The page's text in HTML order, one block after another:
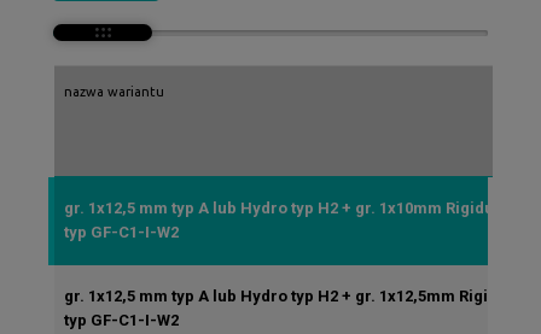
nazwa wariantu
gr. 1x12,5 mm typ A lub Hydro typ H2 + gr. 1x10mm Rigidur H
typ GF-C1-I-W2
gr. 1x12,5 mm typ A lub Hydro typ H2 + gr. 1x12,5mm Rigidur H
typ GF-C1-I-W2